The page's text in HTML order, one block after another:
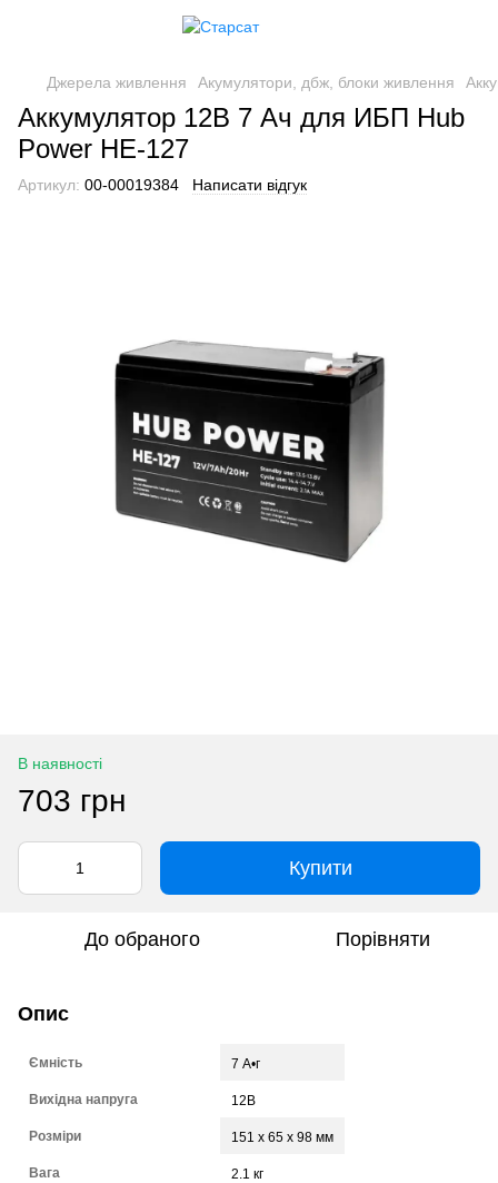
Джерела живлення Акумулятори, дбж, блоки живлення
Аккумулятор 12В 7 Ач для ИБП Hub
Power НЕ-127
Артикул: 00-00019384 Написати відгук
В наявності
703 грн
Купити
До обраного Порівняти
Опис
Ємність 7 А•г
Вихідна напруга 12В
Розміри 151 х 65 х 98 мм
Вага 2.1 кг